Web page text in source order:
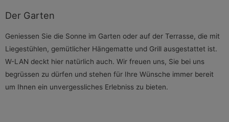
Der Garten
Geniessen Sie die Sonne im Garten oder auf der Terrasse, die mit
Liegestühlen, gemütlicher Hängematte und Grill ausgestattet ist.
W-LAN deckt hier natürlich auch. Wir freuen uns, Sie bei uns
begrüssen zu dürfen und stehen für Ihre Wünsche immer bereit
um Ihnen ein unvergessliches Erlebniss zu bieten.